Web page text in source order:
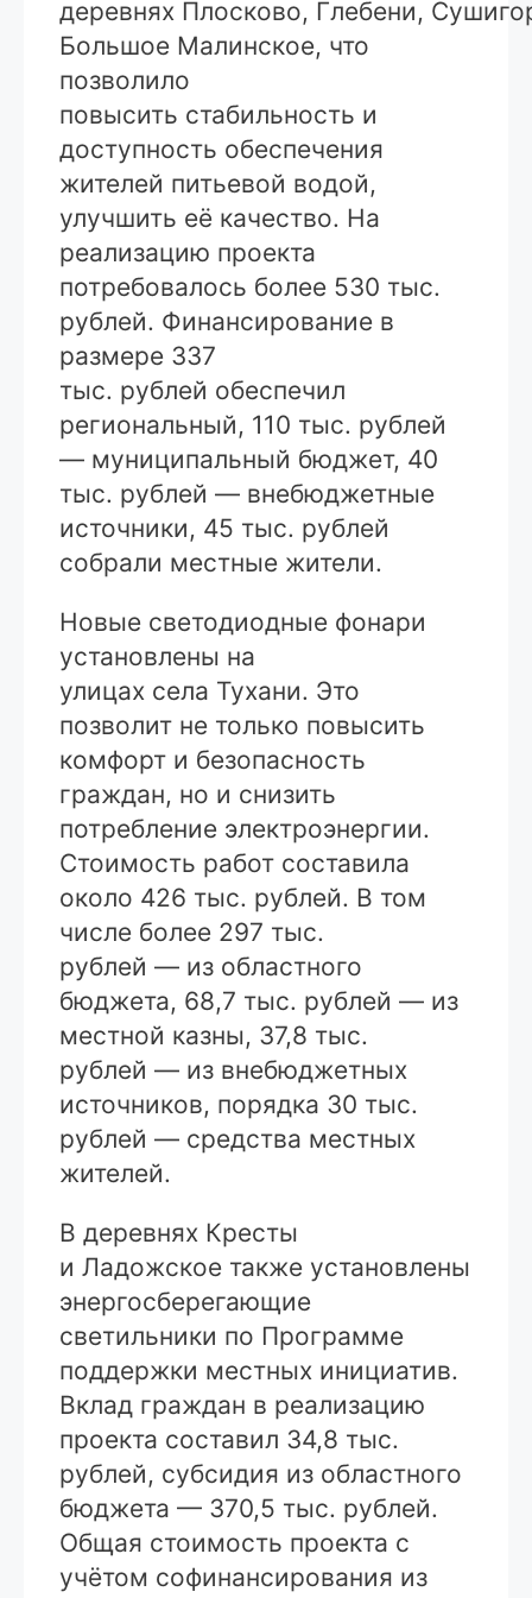
деревнях Плосково, Глебени,
Большое Малинское, что
позволило
повысить стабильность и
доступность обеспечения
жителей питьевой водой,
улучшить её качество. На
реализацию проекта
потребовалось более 530 тыс.
рублей. Финансирование в
размере 337
тыс. рублей обеспечил
региональный, 110 тыс. рублей
— муниципальный бюджет, 40
тыс. рублей — внебюджетные
источники, 45 тыс. рублей
собрали местные жители.
Новые светодиодные фонари
установлены на
улицах села Тухани. Это
позволит не только повысить
комфорт и безопасность
граждан, но и снизить
потребление электроэнергии.
Стоимость работ составила
около 426 тыс. рублей. В том
числе более 297 тыс.
рублей — из областного
бюджета, 68,7 тыс. рублей — из
местной казны, 37,8 тыс.
рублей — из внебюджетных
источников, порядка 30 тыс.
рублей — средства местных
жителей.
В деревнях Кресты
и Ладожское также установлены
энергосберегающие
светильники по Программе
поддержки местных инициатив.
Вклад граждан в реализацию
проекта составил 34,8 тыс.
рублей, субсидия из областного
бюджета — 370,5 тыс. рублей.
Общая стоимость проекта с
учётом софинансирования из